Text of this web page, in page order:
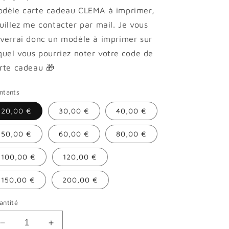
carte cadeau CLEMA à imprimer,
me contacter par mail. Je vous
donc un modèle à imprimer sur
vous pourriez noter votre code de
cadeau 🎁
20,00 € 30,00 € 40,00 €
50,00 € 60,00 € 80,00 €
100,00 € 120,00 €
150,00 € 200,00 €
Réduire
Augmenter